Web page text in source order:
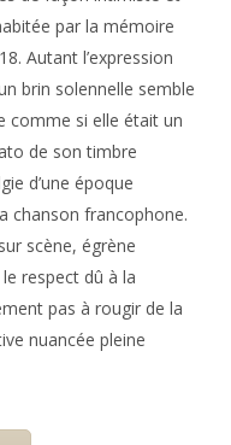
par la mémoire
Autant l’expression
brin solennelle semble
comme si elle était un
de son timbre
d’une époque
chanson francophone.
scène, égrène
respect dû à la
pas à rougir de la
nuancée pleine